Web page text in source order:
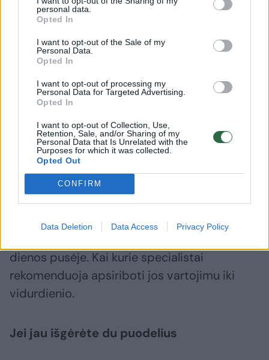
personal data.
Opted In
I want to opt-out of the Sale of my
Personal Data.
Opted In
I want to opt-out of processing my
Personal Data for Targeted Advertising.
Opted In
I want to opt-out of Collection, Use,
Retention, Sale, and/or Sharing of my
Personal Data that Is Unrelated with the
Purposes for which it was collected.
Opted Out
CONFIRM
Data Deletion Data Access Privacy Policy
Jei sunkiai užmiegate, dažnai prabundate
naktį arba rytais vis dar jaučiatės pavargę,
verta peržiūrėti savo kavos vartojimo
įpročius.
dienos pusėje. Kai kurie specialistai
rekomenduoja apsiriboti jos vartojimu iki
vidurdienio.
Jei jau išgėrėte du puodelius